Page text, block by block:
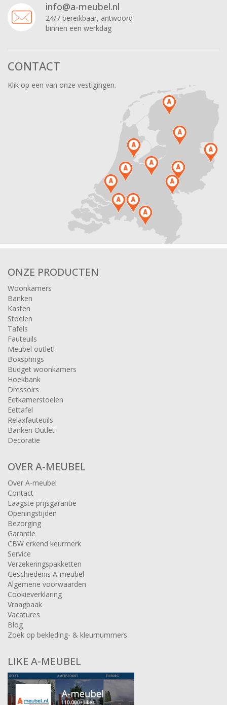
info@a-meubel.nl
24/7 bereikbaar, antwoord
binnen een werkdag
CONTACT
Klik op een van onze vestigingen.
ONZE PRODUCTEN
Woonkamers
Banken
Kasten
Stoelen
Tafels
Fauteuils
Meubel outlet!
Boxsprings
Budget woonkamers
Hoekbank
Dressoirs
Eetkamerstoelen
Eettafel
Relaxfauteuils
Banken Outlet
Decoratie
OVER A-MEUBEL
Over A-meubel
Contact
Laagste prijsgarantie
Openingstijden
Bezorging
Garantie
CBW erkend keurmerk
Service
Verzekeringspakketten
Geschiedenis A-meubel
Algemene voorwaarden
Cookieverklaring
Vraagbaak
Vacatures
Blog
Zoek op bekleding- & kleurnummers
LIKE A-MEUBEL